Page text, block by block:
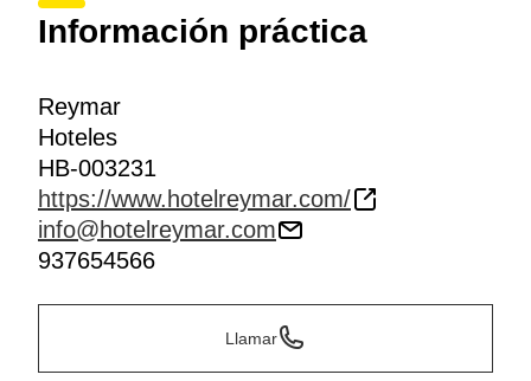
Información práctica
Reymar
Hoteles
HB-003231
https://www.hotelreymar.com/
info@hotelreymar.com
937654566
Llamar